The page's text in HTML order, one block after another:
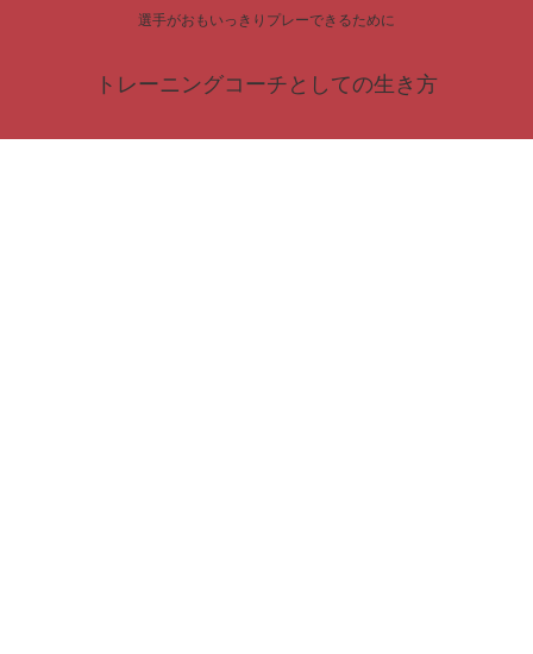
選手がおもいっきりプレーできるために
トレーニングコーチとしての生き方